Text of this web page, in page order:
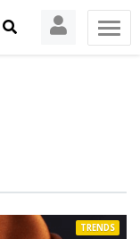
TRENDS